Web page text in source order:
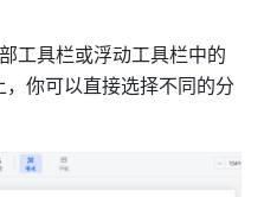
你可以直接选择不同的分